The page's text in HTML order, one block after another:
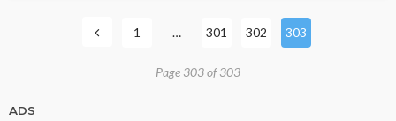
1 … 301 302 303
Page 303 of 303
ADS